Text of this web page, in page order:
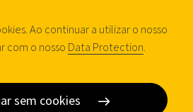
Ao continuar a utilizar o nosso
com o nosso Data Protection
sem cookies